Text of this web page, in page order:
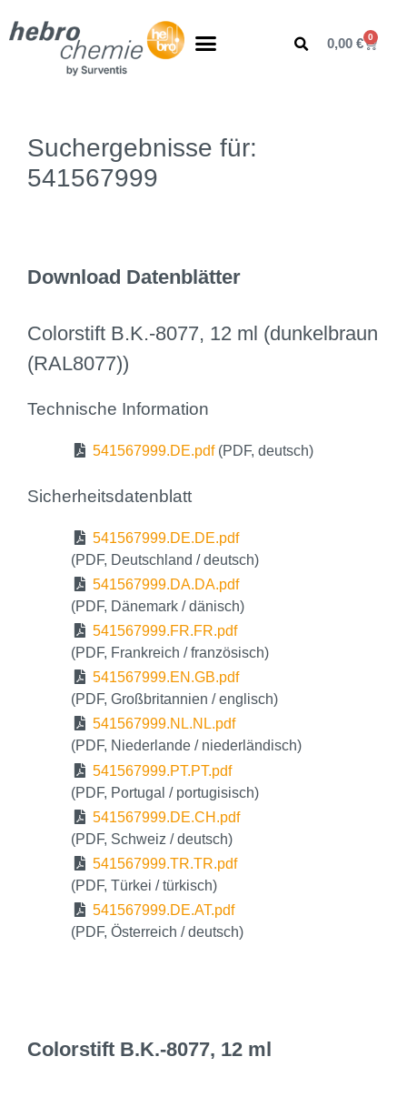
0,00 € 0
Suchergebnisse für:
541567999
Download Datenblätter
Colorstift B.K.-8077, 12 ml (dunkelbraun
(RAL8077))
Technische Information
541567999.DE.pdf (PDF, deutsch)
Sicherheitsdatenblatt
541567999.DE.DE.pdf
(PDF, Deutschland / deutsch)
541567999.DA.DA.pdf
(PDF, Dänemark / dänisch)
541567999.FR.FR.pdf
(PDF, Frankreich / französisch)
541567999.EN.GB.pdf
(PDF, Großbritannien / englisch)
541567999.NL.NL.pdf
(PDF, Niederlande / niederländisch)
541567999.PT.PT.pdf
(PDF, Portugal / portugisisch)
541567999.DE.CH.pdf
(PDF, Schweiz / deutsch)
541567999.TR.TR.pdf
(PDF, Türkei / türkisch)
541567999.DE.AT.pdf
(PDF, Österreich / deutsch)
Colorstift B.K.-8077, 12 ml